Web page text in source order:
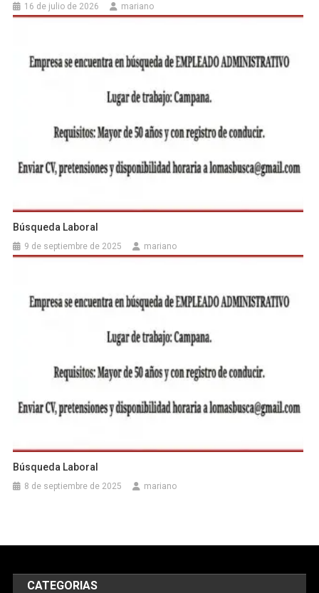
16 de julio de 2026 mariano
Búsqueda Laboral
9 de septiembre de 2025 mariano
Búsqueda Laboral
8 de septiembre de 2025 mariano
CATEGORIAS